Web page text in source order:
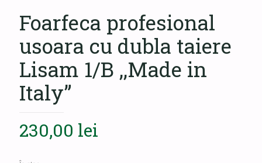
Foarfeca profesional
usoara cu dubla taiere
Lisam 1/B ,,Made in
Italy”
230,00 lei